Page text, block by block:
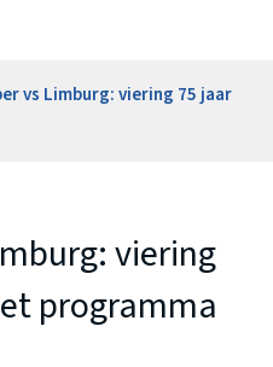
vs Limburg: viering 75 jaar
viering
programma